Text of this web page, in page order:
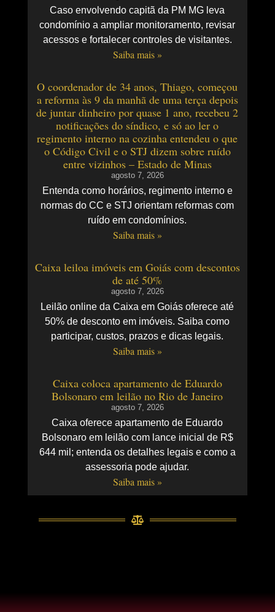
Caso envolvendo capitã da PM MG leva
condomínio a ampliar monitoramento, revisar
acessos e fortalecer controles de visitantes.
Saiba mais »
O coordenador de 34 anos, Thiago, começou
a reforma às 9 da manhã de uma terça depois
de juntar dinheiro por quase 1 ano, recebeu 2
notificações do síndico, e só ao ler o
regimento interno na cozinha entendeu o que
o Código Civil e o STJ dizem sobre ruído
entre vizinhos – Estado de Minas
agosto 7, 2026
Entenda como horários, regimento interno e
normas do CC e STJ orientam reformas com
ruído em condomínios.
Saiba mais »
Caixa leiloa imóveis em Goiás com descontos
de até 50%
agosto 7, 2026
Leilão online da Caixa em Goiás oferece até
50% de desconto em imóveis. Saiba como
participar, custos, prazos e dicas legais.
Saiba mais »
Caixa coloca apartamento de Eduardo
Bolsonaro em leilão no Rio de Janeiro
agosto 7, 2026
Caixa oferece apartamento de Eduardo
Bolsonaro em leilão com lance inicial de R$
644 mil; entenda os detalhes legais e como a
assessoria pode ajudar.
Saiba mais »